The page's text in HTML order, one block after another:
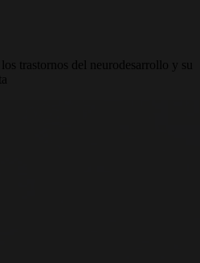
trastornos del neurodesarrollo y su